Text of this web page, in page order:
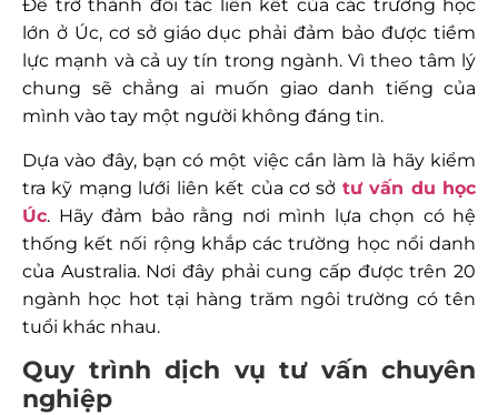
Để trở thành đối tác liên kết của các trường học
lớn ở Úc, cơ sở giáo dục phải đảm bảo được tiềm
lực mạnh và cả uy tín trong ngành. Vì theo tâm lý
chung sẽ chẳng ai muốn giao danh tiếng của
mình vào tay một người không đáng tin.
Dựa vào đây, bạn có một việc cần làm là hãy kiểm
tra kỹ mạng lưới liên kết của cơ sở tư vấn du học
Úc. Hãy đảm bảo rằng nơi mình lựa chọn có hệ
thống kết nối rộng khắp các trường học nổi danh
của Australia. Nơi đây phải cung cấp được trên 20
ngành học hot tại hàng trăm ngôi trường có tên
tuổi khác nhau.
Quy trình dịch vụ tư vấn chuyên
nghiệp